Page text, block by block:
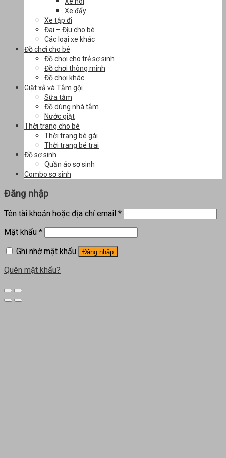
Xe đẩy
Xe tập đi
Đai – Địu cho bé
Các loại xe khác
Đồ chơi cho bé
Đồ chơi cho trẻ sơ sinh
Đồ chơi thông minh
Đồ chơi khác
Giặt xả và Tắm gội
Sữa tắm
Đồ dùng nhà tắm
Nước giặt
Thời trang cho bé
Thời trang bé gái
Thời trang bé trai
Đồ sơ sinh
Quần áo sơ sinh
Combo sơ sinh
Đăng nhập
Tên tài khoản hoặc địa chỉ email *
Mật khẩu *
Ghi nhớ mật khẩu
Đăng nhập
Quên mật khẩu?